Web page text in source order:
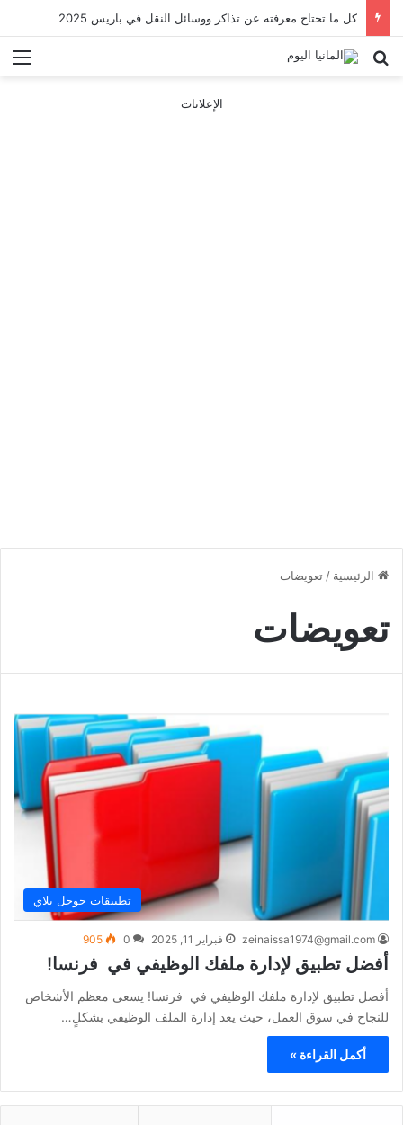
كل ما تحتاج معرفته عن تذاكر ووسائل النقل في باريس 2025
بحث عن
الإعلانات
الرئيسية / تعويضات
تعويضات
تطبيقات جوجل بلاي
zeinaissa1974@gmail.com فبراير 11, 2025 0
905
أفضل تطبيق لإدارة ملفك الوظيفي في فرنسا!
أفضل تطبيق لإدارة ملفك الوظيفي في فرنسا! يسعى معظم الأشخاص
للنجاح في سوق العمل، حيث يعد إدارة الملف الوظيفي بشكلٍ…
أكمل القراءة »